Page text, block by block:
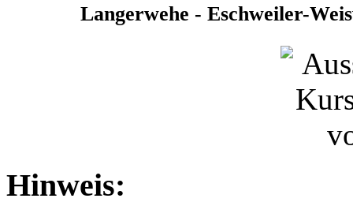
Langerwehe - Eschweiler-
Hinweis: